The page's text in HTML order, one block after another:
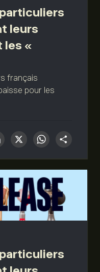
leurs
les «
français
pour les
LinkedIn
X